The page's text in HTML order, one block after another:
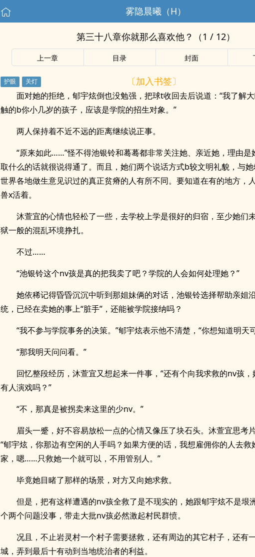
雾隐晨曦（H）
第三十八章你就那么喜欢他？（1 / 12）
上一章 目录 封面
〔加入书签〕
面对她的拒绝，郇宇炫倒也没勉强，把球t收回去后说道：“我了解
触的b你小几岁的孩子，应该是学院的招生对象。”
两人保持着不近不远的距离继续说正事。
“原来如此……”怪不得池银铃和蓦蓦都非常关注她、亲近她，理由是
取什么的话就很说得通了。而且，她们两个说话方式b较文明礼貌，与
世界各地做生意见识过的真正贫瘠的人有所不同。要知道在有的地方，
兽x活着。
沐萱宜的心情也轻松了一些，去学校上学是很好的归宿，至少她们
狱一般的混乱环境挣扎。
不过……
“池银铃这个nv孩是真的把我卖了吧？学院的人会如何处理她？”
她依稀记得昏昏沉沉中听到那姐妹俩的对话，池银铃选择帮助亲姐
统，已经在卖她的事上“脏手”，还能被学院接纳吗？
“我不参与学院事务的决策。”郇宇炫表示他不清楚，“你想知道明天
“那我明天问问看。”
回忆整段经历，沐萱宜又想起来一件事，“还有个向我求救的nv孩
有人演戏吗？”
“不，那真是被拐卖来这里的少nv。”
眉头一蹙，好不容易放松一点的心情又像压了块石头。沐萱宜思考
“郇宇炫，你那边有空闲的人手吗？如果方便的话，我想雇佣你的人去救
家，嗯……只救她一个就可以，不用管别人。”
毕竟她目睹了那样的场景，对方又向她求救。
但是，把有这样遭遇的nv孩全救了是不现实的，她跟郇宇炫不是垠
个两个问题没事，带走大批nv孩必然激起村民群愤。
况且，不止岩灵村一个村子需要拯救，还有周边的其它村子，还有
城，弄到最后十有动到当地统治者的利益。